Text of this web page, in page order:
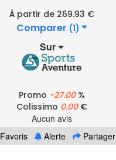
À partir de 269.93 €
Comparer (1)
Sur
Promo -27.00%
Colissimo 0.00€
Aucun avis
Favoris
Alerte Partager